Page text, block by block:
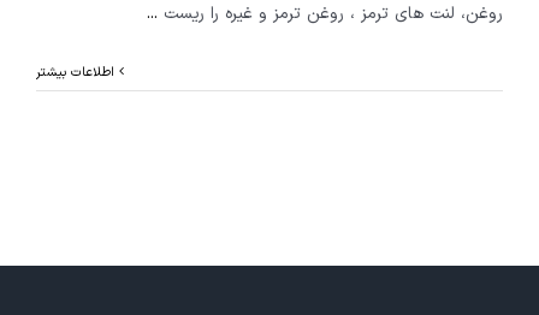
روغن، لنت های ترمز ، روغن ترمز و غیره را ریست ...
اطلاعات بیشتر